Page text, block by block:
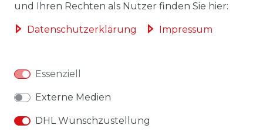
und Ihren Rechten als Nutzer finden Sie hier:
Daten­schutz­erklärung Impressum
Essenziell
Externe Medien
DHL Wunschzustellung